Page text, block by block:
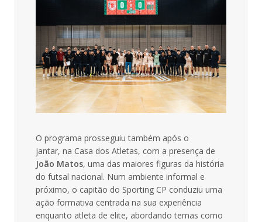
O programa prosseguiu também após o
jantar, na Casa dos Atletas, com a presença de
João Matos, uma das maiores figuras da história
do futsal nacional. Num ambiente informal e
próximo, o capitão do Sporting CP conduziu uma
ação formativa centrada na sua experiência
enquanto atleta de elite, abordando temas como